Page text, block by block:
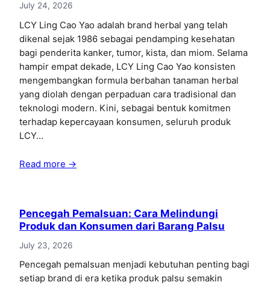
July 24, 2026
LCY Ling Cao Yao adalah brand herbal yang telah
dikenal sejak 1986 sebagai pendamping kesehatan
bagi penderita kanker, tumor, kista, dan miom. Selama
hampir empat dekade, LCY Ling Cao Yao konsisten
mengembangkan formula berbahan tanaman herbal
yang diolah dengan perpaduan cara tradisional dan
teknologi modern. Kini, sebagai bentuk komitmen
terhadap kepercayaan konsumen, seluruh produk
LCY…
Read more →
Pencegah Pemalsuan: Cara Melindungi
Produk dan Konsumen dari Barang Palsu
July 23, 2026
Pencegah pemalsuan menjadi kebutuhan penting bagi
setiap brand di era ketika produk palsu semakin